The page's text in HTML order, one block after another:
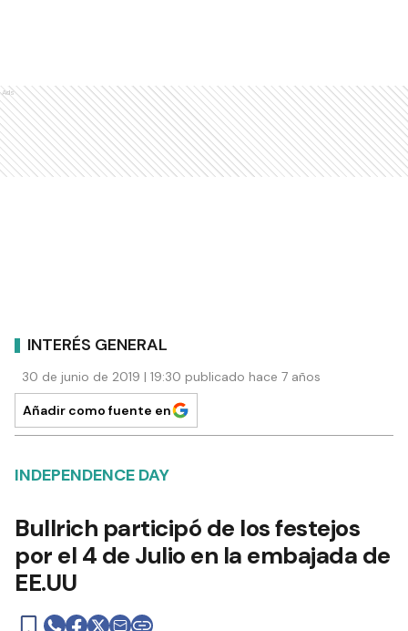
Ads
INTERÉS GENERAL
30 de junio de 2019 | 19:30 publicado hace 7 años
Añadir como fuente en
INDEPENDENCE DAY
Bullrich participó de los festejos
por el 4 de Julio en la embajada de
EE.UU